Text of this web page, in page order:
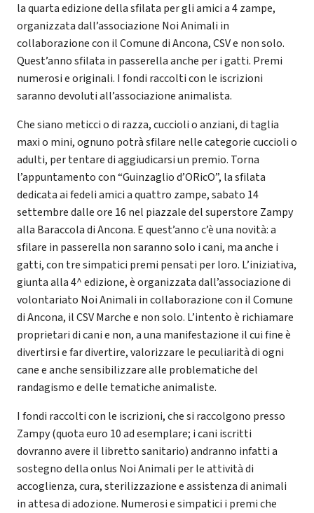
la quarta edizione della sfilata per gli amici a 4 zampe,
organizzata dall’associazione Noi Animali in
collaborazione con il Comune di Ancona, CSV e non solo.
Quest’anno sfilata in passerella anche per i gatti. Premi
numerosi e originali. I fondi raccolti con le iscrizioni
saranno devoluti all’associazione animalista.
Che siano meticci o di razza, cuccioli o anziani, di taglia
maxi o mini, ognuno potrà sfilare nelle categorie cuccioli o
adulti, per tentare di aggiudicarsi un premio. Torna
l’appuntamento con “Guinzaglio d’ORicO”, la sfilata
dedicata ai fedeli amici a quattro zampe, sabato 14
settembre dalle ore 16 nel piazzale del superstore Zampy
alla Baraccola di Ancona. E quest’anno c’è una novità: a
sfilare in passerella non saranno solo i cani, ma anche i
gatti, con tre simpatici premi pensati per loro. L’iniziativa,
giunta alla 4^ edizione, è organizzata dall’associazione di
volontariato Noi Animali in collaborazione con il Comune
di Ancona, il CSV Marche e non solo. L’intento è richiamare
proprietari di cani e non, a una manifestazione il cui fine è
divertirsi e far divertire, valorizzare le peculiarità di ogni
cane e anche sensibilizzare alle problematiche del
randagismo e delle tematiche animaliste.
I fondi raccolti con le iscrizioni, che si raccolgono presso
Zampy (quota euro 10 ad esemplare; i cani iscritti
dovranno avere il libretto sanitario) andranno infatti a
sostegno della onlus Noi Animali per le attività di
accoglienza, cura, sterilizzazione e assistenza di animali
in attesa di adozione. Numerosi e simpatici i premi che